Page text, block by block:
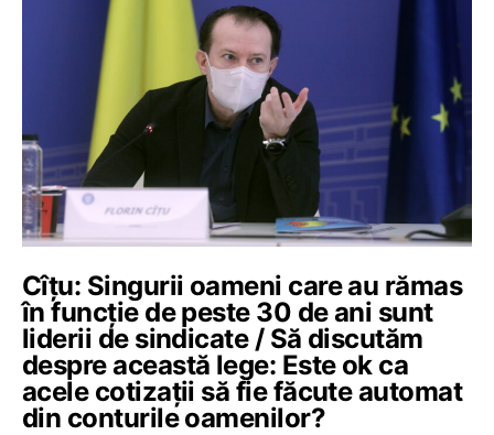
Cîțu: Singurii oameni care au rămas
în funcție de peste 30 de ani sunt
liderii de sindicate / Să discutăm
despre această lege: Este ok ca
acele cotizații să fie făcute automat
din conturile oamenilor?